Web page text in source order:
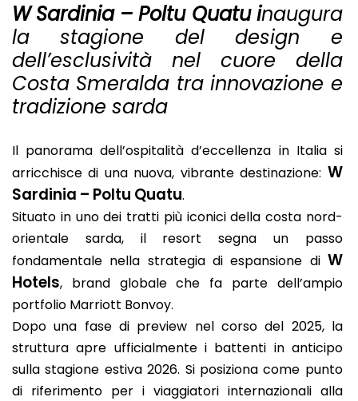
W Sardinia – Poltu Quatu inaugura
la stagione del design e
dell’esclusività nel cuore della
Costa Smeralda tra innovazione e
tradizione sarda
Il panorama dell’ospitalità d’eccellenza in Italia si
arricchisce di una nuova, vibrante destinazione: W
Sardinia – Poltu Quatu.
Situato in uno dei tratti più iconici della costa nord-
orientale sarda, il resort segna un passo
fondamentale nella strategia di espansione di W
Hotels, brand globale che fa parte dell’ampio
portfolio Marriott Bonvoy.
Dopo una fase di preview nel corso del 2025, la
struttura apre ufficialmente i battenti in anticipo
sulla stagione estiva 2026. Si posiziona come punto
di riferimento per i viaggiatori internazionali alla